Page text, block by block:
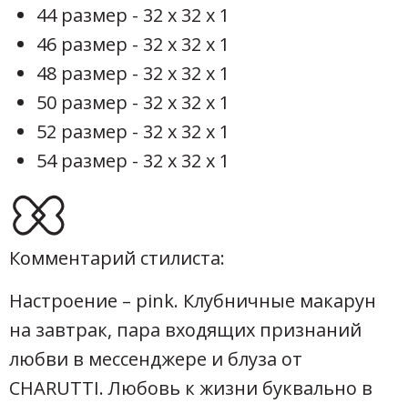
44 размер - 32 х 32 х 1
46 размер - 32 х 32 х 1
48 размер - 32 х 32 х 1
50 размер - 32 х 32 х 1
52 размер - 32 х 32 х 1
54 размер - 32 х 32 х 1
Комментарий стилиста:
Настроение – pink. Клубничные макарун
на завтрак, пара входящих признаний
любви в мессенджере и блуза от
CHARUTTI. Любовь к жизни буквально в